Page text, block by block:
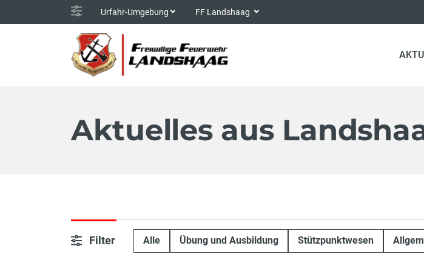
Urfahr-Umgebung FF Landshaag
Aktuelles aus
Filter Alle Übung und Ausbildung Stützpunktwesen